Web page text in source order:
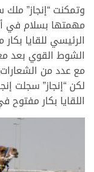
وتمكنت “إنجاز”
مهمتها بسلام في
الرئيسي للقايا
الشوط القوي بعد
مع عدد من
لكن “إنجاز” سجلت
اللقايا بكار مفتوح في